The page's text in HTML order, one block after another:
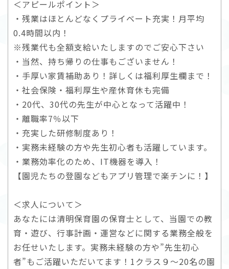
＜アピールポイント＞
・残業はほとんどなくプライベート充実！月平均
0.4時間以内！
※残業代も全額支給いたしますのでご安心下さい
・当然、持ち帰りの仕事もございません！
・手厚い家賃補助あり！詳しくは福利厚生欄まで！
・社会保険・福利厚生や産休育休も完備
・20代、30代の先生が中心となって活躍中！
・離職率7％以下
・充実した研修制度あり！
・実務未経験の方や先生初心者も活躍しています。
・業務効率化のため、IT機器を導入！
【園児たちの登園などもアプリ管理で楽チンに！】
＜求人について＞
あなたには清明保育園の保育士として、当園での教
育・遊び、行事計画・運営などに関する業務全般を
お任せいたします。実務未経験の方や”先生初心
者”もご活躍いただいてます！1クラス９～20名の園